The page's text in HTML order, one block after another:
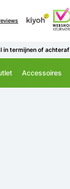
in termijnen of achteraf
Accessoires